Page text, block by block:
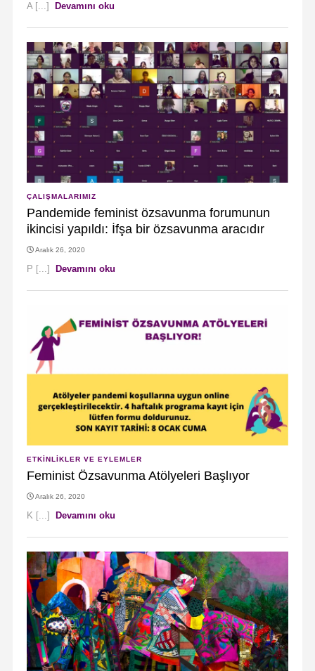
A [...] Devamını oku
ÇALIŞMALARIMIZ
Pandemide feminist özsavunma forumunun
ikincisi yapıldı: İfşa bir özsavunma aracıdır
Aralık 26, 2020
P [...] Devamını oku
ETKINLIKLER VE EYLEMLER
Feminist Özsavunma Atölyeleri Başlıyor
Aralık 26, 2020
K [...] Devamını oku